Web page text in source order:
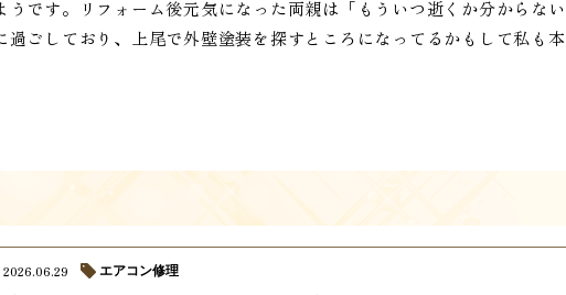
うです。リフォーム後元気になった両親は「もういつ逝くか分からない
ごしており、上尾で外壁塗装を探すところになってるかもして私も本
2026.06.29 エアコン修理